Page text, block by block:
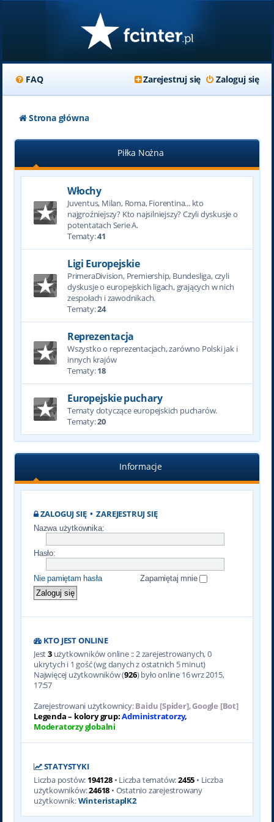
FAQ Zaloguj się
Zarejestruj się
Strona główna
Piłka Nożna
Włochy
Juventus, Milan, Roma, Fiorentina... kto
najgroźniejszy? Kto najsilniejszy? Czyli dyskusje o
potentatach Serie A.
Tematy:41
Ligi Europejskie
PrimeraDivision, Premiership, Bundesliga, czyli
dyskusje o europejskich ligach, grających w nich
zespołach i zawodnikach.
Tematy:24
Reprezentacja
Wszystko o reprezentacjach, zarówno Polski jak i
innych krajów
Tematy:18
Europejskie puchary
Tematy dotyczące europejskich pucharów.
Tematy:20
Informacje
ZALOGUJ SIĘ•ZAREJESTRUJ SIĘ
Nazwa użytkownika:
Hasło:
Nie pamiętam hasła Zapamiętaj mnie
KTO JEST ONLINE
Jest3użytkowników online :: 2 zarejestrowanych, 0
ukrytych i 1 gość (wg danych z ostatnich 5 minut)
Najwięcej użytkowników (926) było online 16 wrz 2015,
17:57
Zarejestrowani użytkownicy:Baidu [Spider],Google [Bot]
Legenda – kolory grup:Administratorzy,
Moderatorzy globalni
STATYSTYKI
Liczba postów: 194128• Liczba tematów:2455 • Liczba
użytkowników:24618 • Ostatnio zarejestrowany
użytkownik:WinteristaplK2